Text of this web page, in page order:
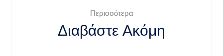
Περισσότερα
Διαβάστε Ακόμη